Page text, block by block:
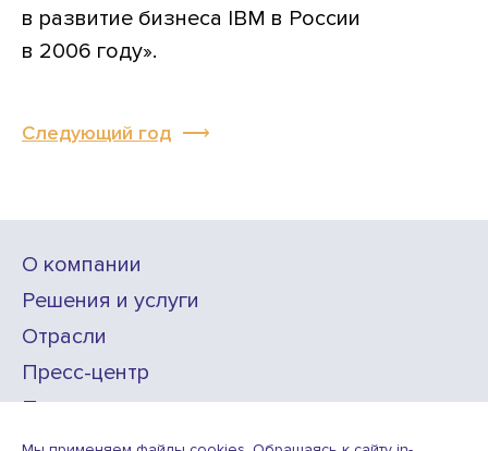
в развитие бизнеса IBM в России
в 2006 году».
Следующий год
О компании
Решения и услуги
Отрасли
Пресс-центр
Проекты
Карьера